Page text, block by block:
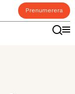
Prenumerera